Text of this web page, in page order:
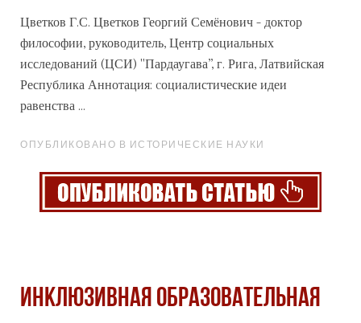
Цветков Г.С. Цветков Георгий Семёнович - доктор
философии, руководитель, Центр социальных
исследований (ЦСИ) "Пардаугава”, г. Рига, Латвийская
Республика Аннотация: cоциалистические идеи
равенства ...
ОПУБЛИКОВАНО В ИСТОРИЧЕСКИЕ НАУКИ
ИНКЛЮЗИВНАЯ ОБРАЗОВАТЕЛЬНАЯ